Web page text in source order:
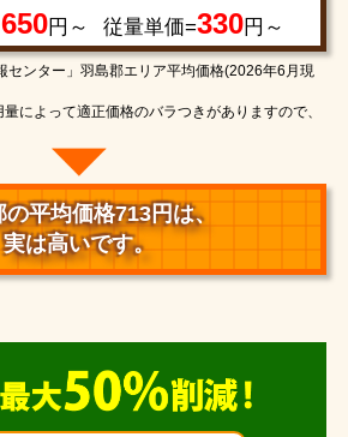
円～ 従量単価=330円～
ンター」羽島郡エリア平均価格(2026年6月現
によって適正価格のバラつきがありますので、
平均価格713円は、
実は高いです。